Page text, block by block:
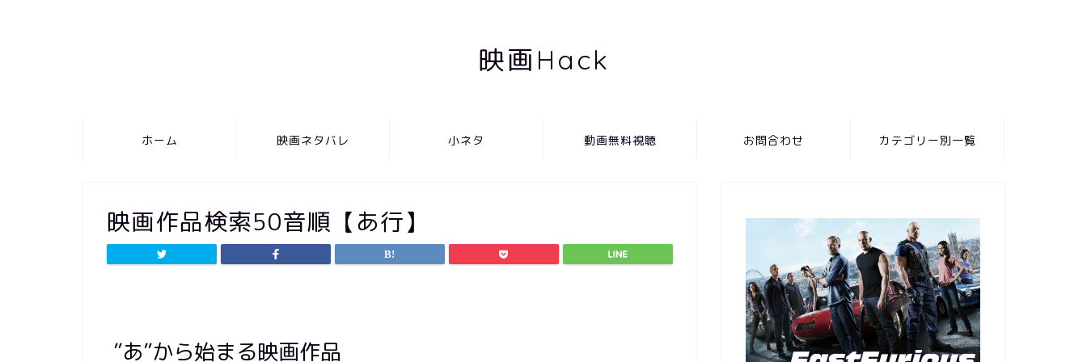
映画Hack
ホーム 映画ネタバレ 小ネタ 動画無料視聴 お問合わせ カテゴリー別一覧
映画作品検索50音順【あ行】
”あ”から始まる映画作品